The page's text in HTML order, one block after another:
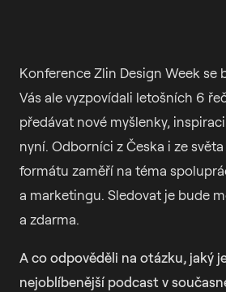
Konference Zlin Design Week se
Vás ale vyzpovídali letošních 6
předávat nové myšlenky,
nyní. Odborníci z Česka i ze
formátu zaměří na téma
a marketingu. Sledovat je bude
a zdarma.
A co odpověděli na otázku, jaký
nejoblíbenější podcast v